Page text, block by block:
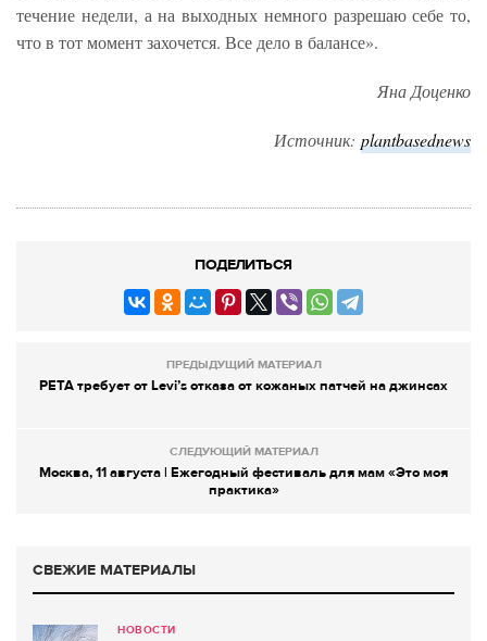
течение недели, а на выходных немного разрешаю себе то,
что в тот момент захочется. Все дело в балансе».
Яна Доценко
Источник: plantbasednews
ПОДЕЛИТЬСЯ
ПРЕДЫДУЩИЙ МАТЕРИАЛ
PETA требует от Levi’s отказа от кожаных патчей на джинсах
СЛЕДУЮЩИЙ МАТЕРИАЛ
Москва, 11 августа | Ежегодный фестиваль для мам «Это моя
практика»
СВЕЖИЕ МАТЕРИАЛЫ
НОВОСТИ